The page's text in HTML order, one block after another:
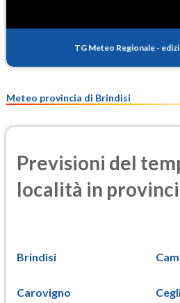
PM25
TG Meteo Regionale -
Meteo provincia di Brindisi
Previsioni del
località in
Brindisi
Carovigno